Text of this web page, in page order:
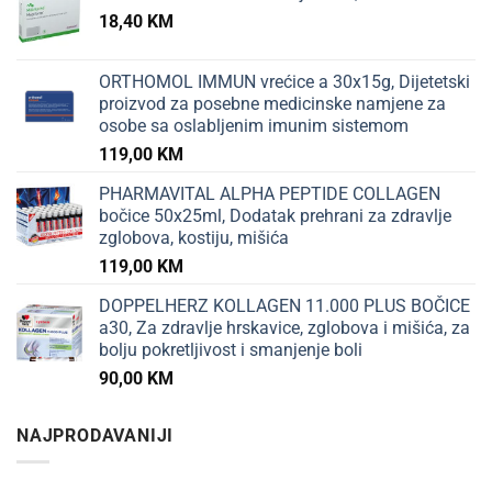
18,40 KM
ORTHOMOL IMMUN vrećice a 30x15g, Dijetetski
proizvod za posebne medicinske namjene za
osobe sa oslabljenim imunim sistemom
119,00 KM
PHARMAVITAL ALPHA PEPTIDE COLLAGEN
bočice 50x25ml, Dodatak prehrani za zdravlje
zglobova, kostiju, mišića
119,00 KM
DOPPELHERZ KOLLAGEN 11.000 PLUS BOČICE
a30, Za zdravlje hrskavice, zglobova i mišića, za
bolju pokretljivost i smanjenje boli
90,00 KM
NAJPRODAVANIJI